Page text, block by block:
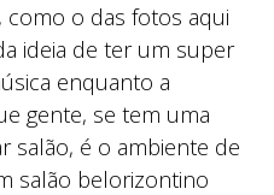
o das fotos aqui
ideia de ter um super
enquanto a
gente, se tem uma
salão, é o ambiente de
salão belorizontino